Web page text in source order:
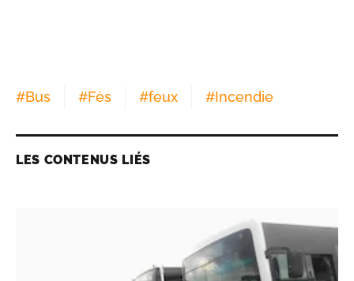
#Bus #Fès #feux #Incendie
LES CONTENUS LIÉS